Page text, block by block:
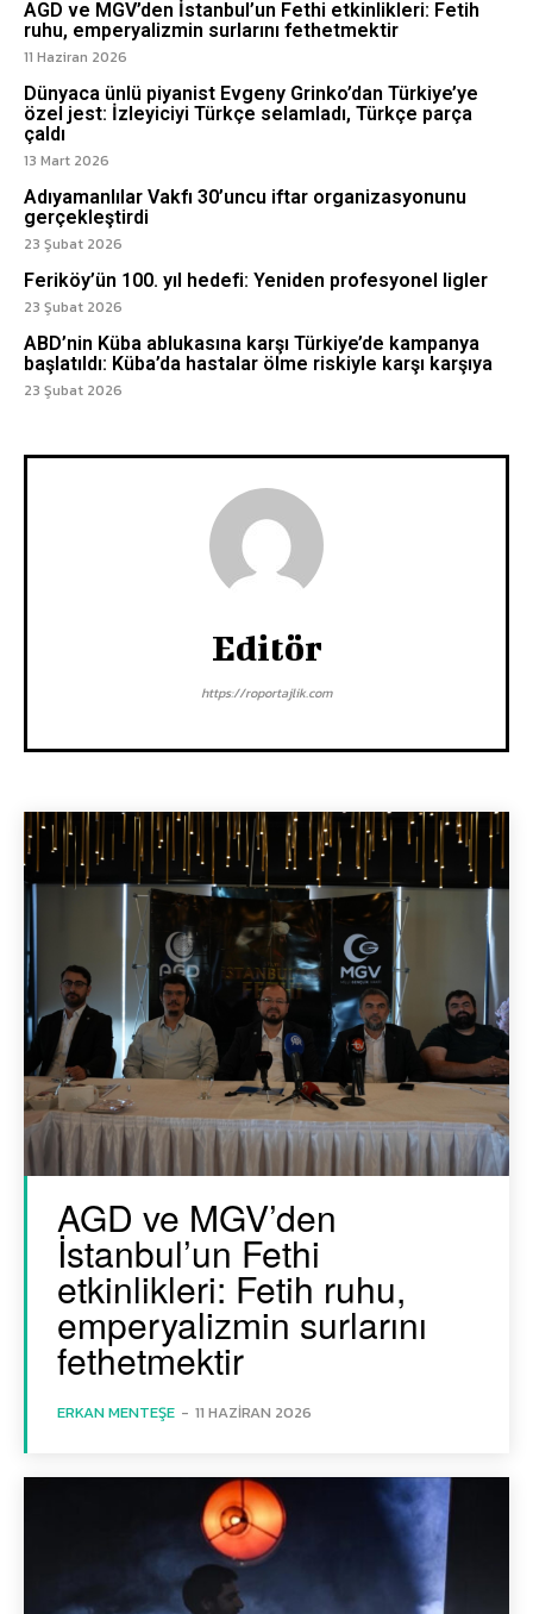
AGD ve MGV’den İstanbul’un Fethi etkinlikleri: Fetih
ruhu, emperyalizmin surlarını fethetmektir
11 Haziran 2026
Dünyaca ünlü piyanist Evgeny Grinko’dan Türkiye’ye
özel jest: İzleyiciyi Türkçe selamladı, Türkçe parça
çaldı
13 Mart 2026
Adıyamanlılar Vakfı 30’uncu iftar organizasyonunu
gerçekleştirdi
23 Şubat 2026
Feriköy’ün 100. yıl hedefi: Yeniden profesyonel ligler
23 Şubat 2026
ABD’nin Küba ablukasına karşı Türkiye’de kampanya
başlatıldı: Küba’da hastalar ölme riskiyle karşı karşıya
23 Şubat 2026
Editör
https://roportajlik.com
AGD ve MGV’den
İstanbul’un Fethi
etkinlikleri: Fetih ruhu,
emperyalizmin surlarını
fethetmektir
ERKAN MENTEŞE - 11 HAZIRAN 2026